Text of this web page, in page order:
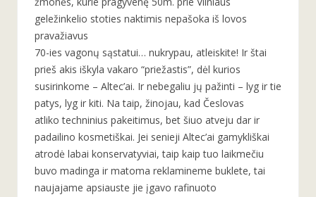
geležinkelio stoties naktimis nepašoka iš lovos
pravažiavus
70-ies vagonų sąstatui… nukrypau, atleiskite! Ir štai
prieš akis iškyla vakaro “priežastis”, dėl kurios
susirinkome – Altec’ai. Ir nebegaliu jų pažinti – lyg ir tie
patys, lyg ir kiti. Na taip, žinojau, kad Česlovas
atliko techninius pakeitimus, bet šiuo atveju dar ir
padailino kosmetiškai. Jei senieji Altec’ai gamykliškai
atrodė labai konservatyviai, taip kaip tuo laikmečiu
buvo madinga ir matoma reklamineme buklete, tai
naujajame apsiauste jie įgavo rafinuoto